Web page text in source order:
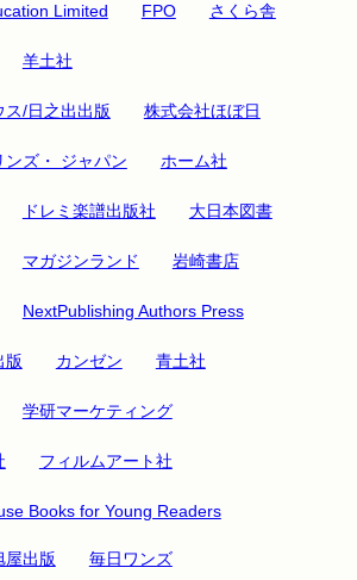
Limited FPO さくら舎
羊土社
ス/日之出出版 株式会社ほぼ日
ンズ・ ジャパン ホーム社
ドレミ楽譜出版社 大日本図書
マガジンランド 岩崎書店
NextPublishing Authors Press
版 カンゼン 青土社
学研マーケティング
フィルムアート社
Books for Young Readers
屋出版 毎日ワンズ